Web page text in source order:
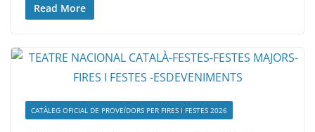
Read More
CATÀLEG OFICIAL DE PROVEÏDORS PER FIRES I FESTES 2026